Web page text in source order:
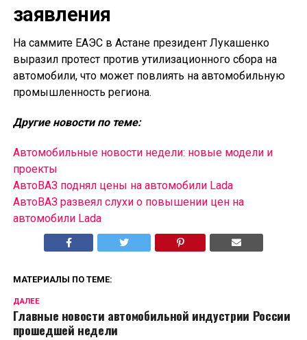
заявления
На саммите ЕАЭС в Астане президент Лукашенко
выразил протест против утилизационного сбора на
автомобили, что может повлиять на автомобильную
промышленность региона.
Другие новости по теме:
Автомобильные новости недели: новые модели и
проекты
АвтоВАЗ поднял цены на автомобили Lada
АвтоВАЗ развеял слухи о повышении цен на
автомобили Lada
МАТЕРИАЛЫ ПО ТЕМЕ:
ДАЛЕЕ
Главные новости автомобильной индустрии России
прошедшей недели